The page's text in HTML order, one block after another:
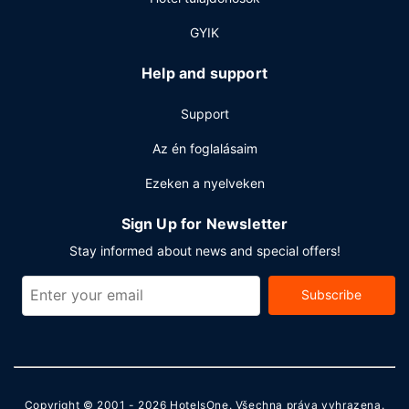
A szálláshelyen business center, ingyenes újságok és
autóval érkező vendégek számára ingyenes egyéni
parkolás biztosított a helyszínen.
GYIK
Help and support
Support
Az én foglalásaim
Ezeken a nyelveken
Sign Up for Newsletter
Stay informed about news and special offers!
Subscribe
Copyright © 2001 - 2026 HotelsOne. Všechna práva vyhrazena.